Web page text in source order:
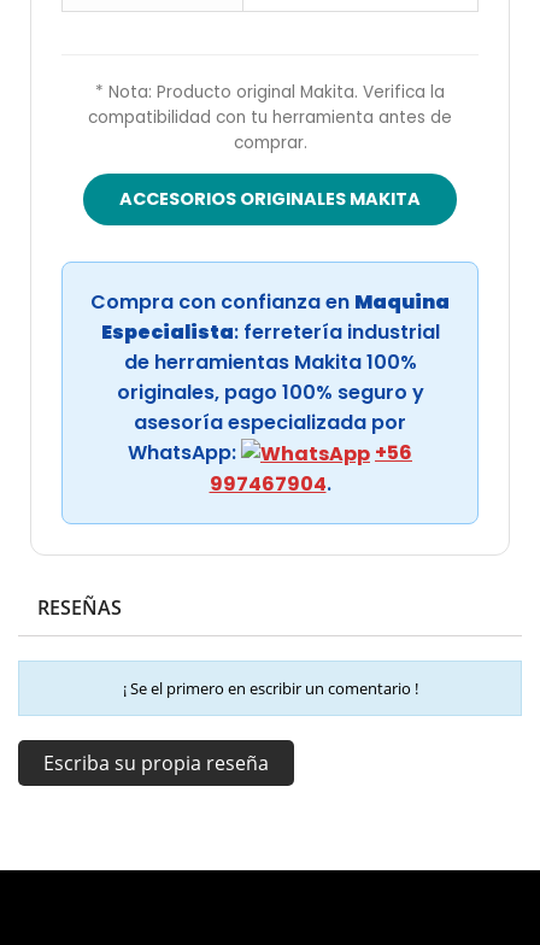
* Nota: Producto original Makita. Verifica la
compatibilidad con tu herramienta antes de
comprar.
ACCESORIOS ORIGINALES MAKITA
Compra con confianza en Maquina
Especialista: ferretería industrial
de herramientas Makita 100%
originales, pago 100% seguro y
asesoría especializada por
WhatsApp:
+56
997467904.
RESEÑAS
¡ Se el primero en escribir un comentario !
Escriba su propia reseña